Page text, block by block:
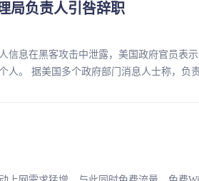
局负责人引咎辞职
信息在黑客攻击中泄露，美国政府官员表示
人。 据美国多个政府部门消息人士称，负